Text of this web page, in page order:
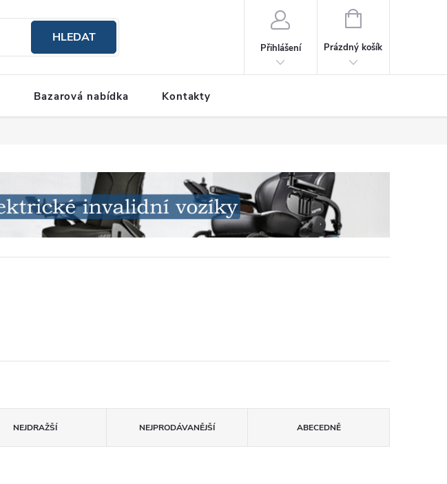
HLEDAT
Přihlášení
NÁKUPNÍ KOŠÍK
Prázdný košík
Bazarová nabídka Kontakty
NEJDRAŽŠÍ NEJPRODÁVANĚJŠÍ ABECEDNĚ